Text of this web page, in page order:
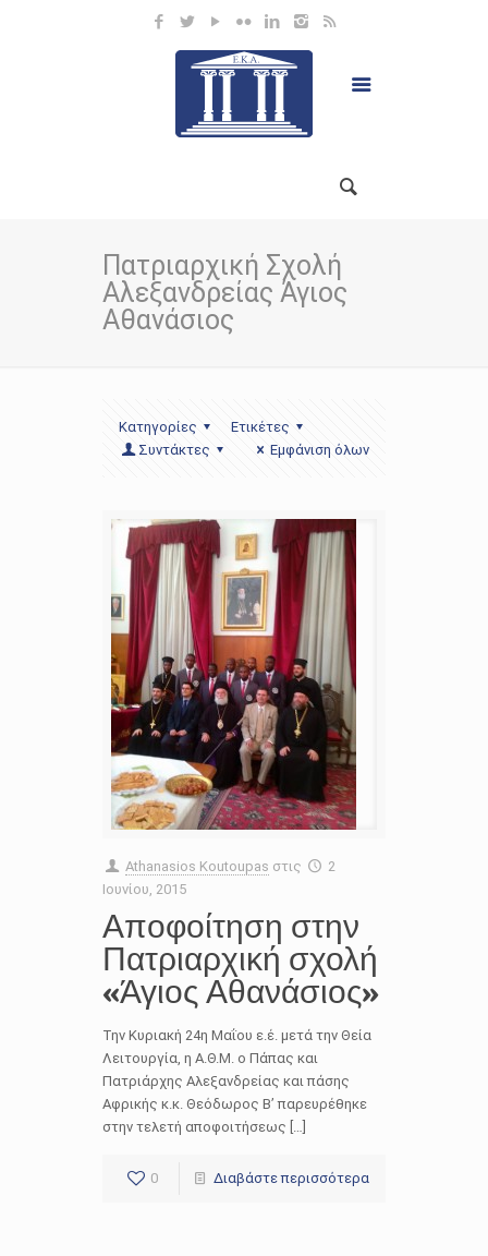
Πατριαρχική Σχολή
Αλεξανδρείας Άγιος
Αθανάσιος
Κατηγορίες
Ετικέτες
Συντάκτες
Εμφάνιση όλων
Athanasios Koutoupas στις
2
Ιουνίου, 2015
Αποφοίτηση στην
Πατριαρχική σχολή
«Άγιος Αθανάσιος»
Την Κυριακή 24η Μαΐου ε.έ. μετά την Θεία
Λειτουργία, η Α.Θ.Μ. ο Πάπας και
Πατριάρχης Αλεξανδρείας και πάσης
Αφρικής κ.κ. Θεόδωρος Β’ παρευρέθηκε
στην τελετή αποφοιτήσεως […]
0 Διαβάστε περισσότερα